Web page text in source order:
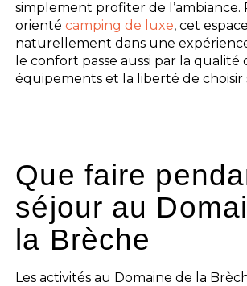
simplement profiter de l’ambiance.
orientécamping de luxe, cet
naturellement dans une
le confort passe aussi par la qualité
équipements et la liberté de choisir
Que faire
séjour au
la Brèche
Les activités au Domaine de la